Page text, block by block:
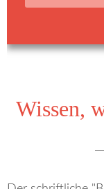
Wissen,